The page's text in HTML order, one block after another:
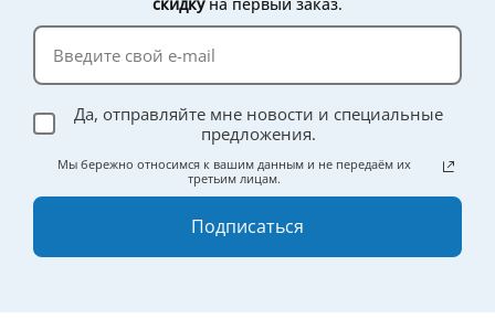
Да, отправляйте мне новости и специальные
предложения.
Мы бережно относимся к вашим данным и не передаём их
третьим лицам.
Подписаться